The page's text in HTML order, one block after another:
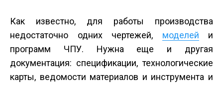
Как известно, для работы производства
недостаточно одних чертежей, моделей и
программ ЧПУ. Нужна еще и другая
документация: спецификации, технологические
карты, ведомости материалов и инструмента и